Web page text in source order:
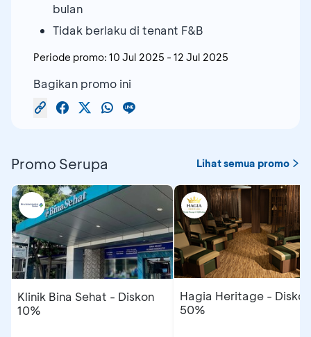
bulan
Tidak berlaku di tenant F&B
Periode promo: 10 Jul 2025 - 12 Jul 2025
Bagikan promo ini
Promo Serupa Lihat semua promo
Klinik Bina Sehat - Diskon
10%
Hagia Heritage - Diskon
50%